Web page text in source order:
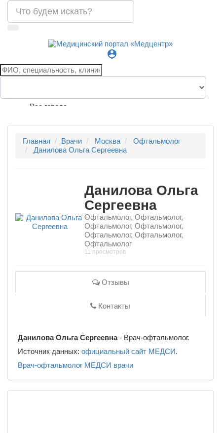
person_pin
Все города
Главная Врачи Москва
Офтальмолог
Данилова Ольга Сергеевна
Данилова Ольга
Сергеевна
Офтальмолог, Офтальмолог,
Офтальмолог, Офтальмолог,
Офтальмолог, Офтальмолог,
Офтальмолог
11 просмотров
Отзывы
Контакты
Данилова Ольга Сергеевна- Врач-офтальмолог.
Источник данных: официальный сайт МЕДСИ.
Врач-офтальмолог МЕДСИ врачи